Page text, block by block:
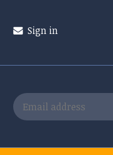
Sign in